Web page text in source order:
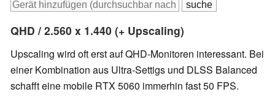
QHD / 2.560 x 1.440 (+ Upscaling)
Upscaling wird oft erst auf QHD-Monitoren interessant. Bei
einer Kombination aus Ultra-Settigs und DLSS Balanced
schafft eine mobile RTX 5060 immerhin fast 50 FPS.